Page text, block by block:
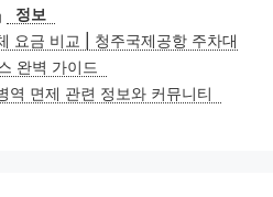
카
테
고
리
정보
요금 비교 | 청주국제공항 주차대
완벽 가이드
역 면제 관련 정보와 커뮤니티